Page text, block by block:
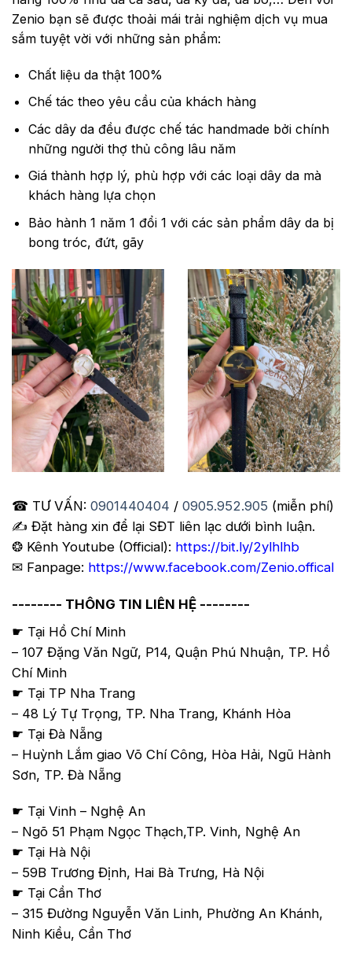
Zenio bạn sẽ được thoải mái trải nghiệm dịch vụ mua
sắm tuyệt vời với những sản phẩm:
Chất liệu da thật 100%
Chế tác theo yêu cầu của khách hàng
Các dây da đều được chế tác handmade bởi chính
những người thợ thủ công lâu năm
Giá thành hợp lý, phù hợp với các loại dây da mà
khách hàng lựa chọn
Bảo hành 1 năm 1 đổi 1 với các sản phẩm dây da bị
bong tróc, đứt, gãy
☎ TƯ VẤN: 0901440404 / 0905.952.905 (miễn phí)
✍️ Đặt hàng xin để lại SĐT liên lạc dưới bình luận.
❂ Kênh Youtube (Official): https://bit.ly/2ylhlhb
✉ Fanpage: https://www.facebook.com/Zenio.offical
-------- THÔNG TIN LIÊN HỆ --------
☛ Tại Hồ Chí Minh
– 107 Đặng Văn Ngữ, P14, Quận Phú Nhuận, TP. Hồ
Chí Minh
☛ Tại TP Nha Trang
– 48 Lý Tự Trọng, TP. Nha Trang, Khánh Hòa
☛ Tại Đà Nẵng
– Huỳnh Lắm giao Võ Chí Công, Hòa Hải, Ngũ Hành
Sơn, TP. Đà Nẵng
☛ Tại Vinh – Nghệ An
– Ngõ 51 Phạm Ngọc Thạch,TP. Vinh, Nghệ An
☛ Tại Hà Nội
– 59B Trương Định, Hai Bà Trưng, Hà Nội
☛ Tại Cần Thơ
– 315 Đường Nguyễn Văn Linh, Phường An Khánh,
Ninh Kiều, Cần Thơ